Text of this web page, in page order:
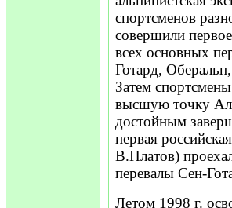
спортсменов
совершили
всех основных
Готард,
Затем
высшую точку
достойным
первая
В.Платов)
перевалы Сен-
Летом 1998 г.